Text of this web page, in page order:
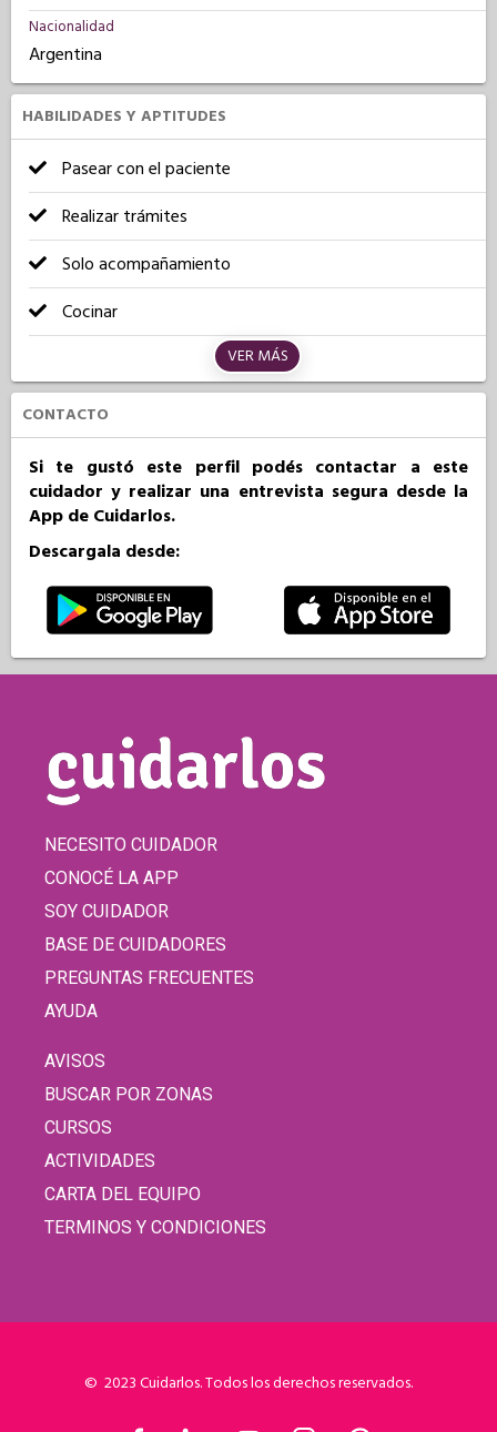
Nacionalidad
Argentina
HABILIDADES Y APTITUDES
Pasear con el paciente
Realizar trámites
Solo acompañamiento
Cocinar
VER MÁS
CONTACTO
Si te gustó este perfil podés contactar a este
cuidador y realizar una entrevista segura desde la
App de Cuidarlos.
Descargala desde:
NECESITO CUIDADOR
CONOCÉ LA APP
SOY CUIDADOR
BASE DE CUIDADORES
PREGUNTAS FRECUENTES
AYUDA
AVISOS
BUSCAR POR ZONAS
CURSOS
ACTIVIDADES
CARTA DEL EQUIPO
TERMINOS Y CONDICIONES
© 2023 Cuidarlos. Todos los derechos reservados.